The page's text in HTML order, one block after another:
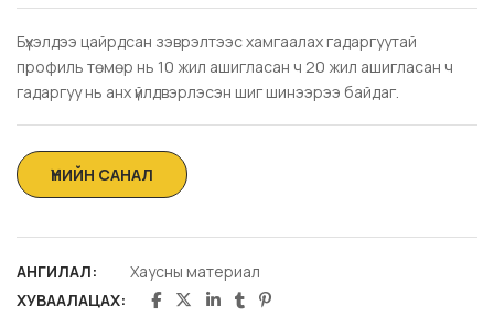
Бүхэлдээ цайрдсан зэврэлтээс хамгаалах гадаргуутай
профиль төмөр нь 10 жил ашигласан ч 20 жил ашигласан ч
гадаргуу нь анх үйлдвэрлэсэн шиг шинээрээ байдаг.
АНГИЛАЛ:
Хаусны материал
ХУВААЛАЦАХ: